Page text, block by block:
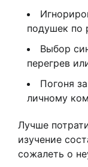
подушек по
Выбор
перегрев
Погоня
личному
Лучше
изучение
сожалеть о